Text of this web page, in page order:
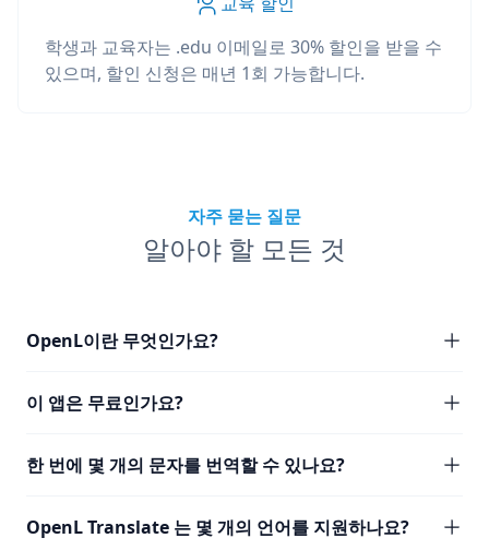
학생과 교육자는 .edu 이메일로 30% 할인을 받을 수
있으며, 할인 신청은 매년 1회 가능합니다.
자주 묻는 질문
알아야 할 모든 것
OpenL이란 무엇인가요?
이 앱은 무료인가요?
한 번에 몇 개의 문자를 번역할 수 있나요?
OpenL Translate 는 몇 개의 언어를 지원하나요?